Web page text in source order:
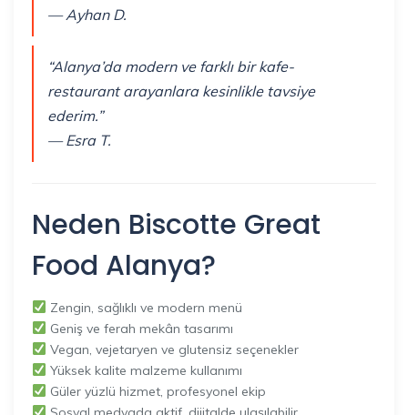
— Ayhan D.
“Alanya’da modern ve farklı bir kafe-
restaurant arayanlara kesinlikle tavsiye
ederim.”
— Esra T.
Neden Biscotte Great
Food Alanya?
Zengin, sağlıklı ve modern menü
Geniş ve ferah mekân tasarımı
Vegan, vejetaryen ve glutensiz seçenekler
Yüksek kalite malzeme kullanımı
Güler yüzlü hizmet, profesyonel ekip